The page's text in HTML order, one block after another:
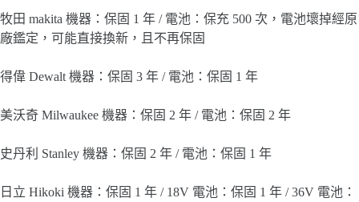
牧田 makita 機器：保固 1 年 / 電池：保充 500 次，電池壞掉經原
廠鑑定，可能直接換新，且不再保固
得偉 Dewalt 機器：保固 3 年 / 電池：保固 1 年
美沃奇 Milwaukee 機器：保固 2 年 / 電池：保固 2 年
史丹利 Stanley 機器：保固 2 年 / 電池：保固 1 年
日立 Hikoki 機器：保固 1 年 / 18V 電池：保固 1 年 / 36V 電池：